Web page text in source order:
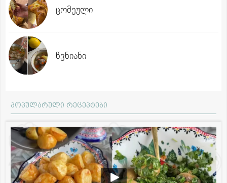
ცომეული
წვნიანი
პოპულარული რეცეპტები